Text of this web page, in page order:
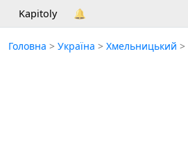
Kapitoly 🔔
Головна > Україна > Хмельницький >